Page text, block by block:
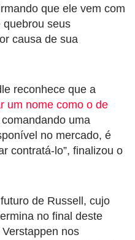
que ele vem com
quebrou seus
causa de sua
reconhece que a
um nome como o de
uma
no mercado, é
contratá-lo”, finalizou o
de Russell, cujo
no final deste
nos